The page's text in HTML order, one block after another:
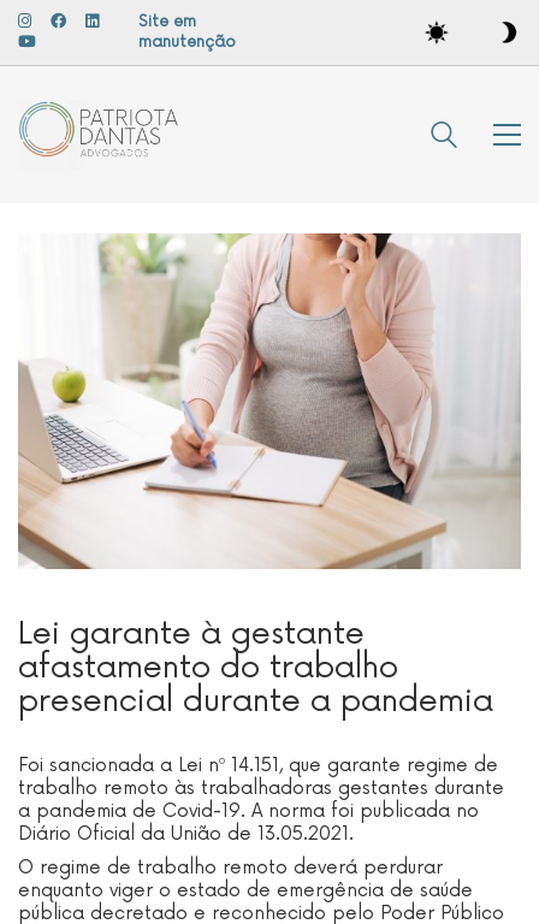
Site em
manutenção
Lei garante à gestante
afastamento do trabalho
presencial durante a pandemia
Foi sancionada a Lei nº 14.151, que garante regime de
trabalho remoto às trabalhadoras gestantes durante
a pandemia de Covid-19. A norma foi publicada no
Diário Oficial da União de 13.05.2021.
O regime de trabalho remoto deverá perdurar
enquanto viger o estado de emergência de saúde
pública decretado e reconhecido pelo Poder Público